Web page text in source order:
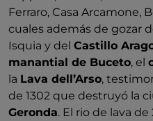
Ferraro, Casa Arcamone,
cuales además de gozar
Isquia y del Castillo
manantial de Buceto, el
la Lava dell’Arso,
de 1302 que destruyó la
Geronda. El rio de lava